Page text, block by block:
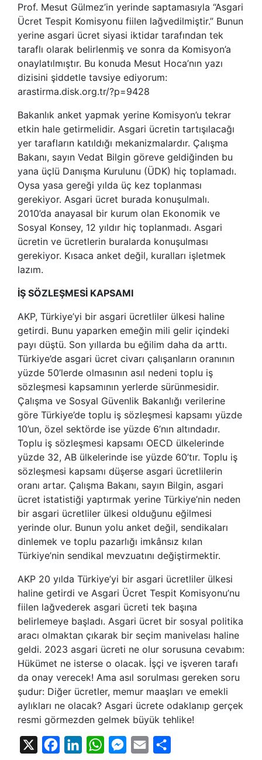
Prof. Mesut Gülmez’in yerinde saptamasıyla “Asgari
Ücret Tespit Komisyonu fiilen lağvedilmiştir.” Bunun
yerine asgari ücret siyasi iktidar tarafından tek
taraflı olarak belirlenmiş ve sonra da Komisyon’a
onaylatılmıştır. Bu konuda Mesut Hoca’nın yazı
dizisini şiddetle tavsiye ediyorum:
arastirma.disk.org.tr/?p=9428
Bakanlık anket yapmak yerine Komisyon’u tekrar
etkin hale getirmelidir. Asgari ücretin tartışılacağı
yer tarafların katıldığı mekanizmalardır. Çalışma
Bakanı, sayın Vedat Bilgin göreve geldiğinden bu
yana üçlü Danışma Kurulunu (ÜDK) hiç toplamadı.
Oysa yasa gereği yılda üç kez toplanması
gerekiyor. Asgari ücret burada konuşulmalı.
2010’da anayasal bir kurum olan Ekonomik ve
Sosyal Konsey, 12 yıldır hiç toplanmadı. Asgari
ücretin ve ücretlerin buralarda konuşulması
gerekiyor. Kısaca anket değil, kuralları işletmek
lazım.
İŞ SÖZLEŞMESİ KAPSAMI
AKP, Türkiye’yi bir asgari ücretliler ülkesi haline
getirdi. Bunu yaparken emeğin mili gelir içindeki
payı düştü. Son yıllarda bu eğilim daha da arttı.
Türkiye’de asgari ücret civarı çalışanların oranının
yüzde 50’lerde olmasının asıl nedeni toplu iş
sözleşmesi kapsamının yerlerde sürünmesidir.
Çalışma ve Sosyal Güvenlik Bakanlığı verilerine
göre Türkiye’de toplu iş sözleşmesi kapsamı yüzde
10’un, özel sektörde ise yüzde 6’nın altındadır.
Toplu iş sözleşmesi kapsamı OECD ülkelerinde
yüzde 32, AB ülkelerinde ise yüzde 60’tır. Toplu iş
sözleşmesi kapsamı düşerse asgari ücretlilerin
oranı artar. Çalışma Bakanı, sayın Bilgin, asgari
ücret istatistiği yaptırmak yerine Türkiye’nin neden
bir asgari ücretliler ülkesi olduğunu eğilmesi
yerinde olur. Bunun yolu anket değil, sendikaları
dinlemek ve toplu pazarlığı imkânsız kılan
Türkiye’nin sendikal mevzuatını değiştirmektir.
AKP 20 yılda Türkiye’yi bir asgari ücretliler ülkesi
haline getirdi ve Asgari Ücret Tespit Komisyonu’nu
fiilen lağvederek asgari ücreti tek başına
belirlemeye başladı. Asgari ücret bir sosyal politika
aracı olmaktan çıkarak bir seçim manivelası haline
geldi. 2023 asgari ücreti ne olur sorusuna cevabım:
Hükümet ne isterse o olacak. İşçi ve işveren tarafı
da onay verecek! Ama asıl sorulması gereken soru
şudur: Diğer ücretler, memur maaşları ve emekli
aylıkları ne olacak? Asgari ücrete odaklanıp gerçek
resmi görmezden gelmek büyük tehlike!
FacebookLinkedInWhatsAppMessenger
Email